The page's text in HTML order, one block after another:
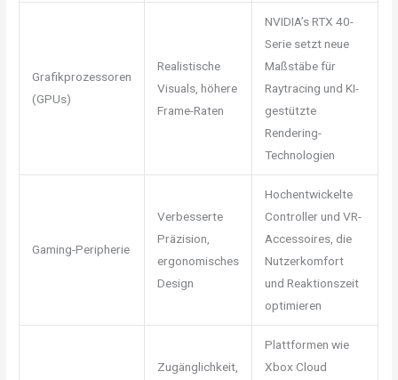
Grafikprozessoren
(GPUs)
Realistische
Visuals, höhere
Frame-Raten
NVIDIA’s RTX 40-
Serie setzt neue
Maßstäbe für
Raytracing und KI-
gestützte
Rendering-
Technologien
Gaming-Peripherie
Verbesserte
Präzision,
ergonomisches
Design
Hochentwickelte
Controller und VR-
Accessoires, die
Nutzerkomfort
und Reaktionszeit
optimieren
Zugänglichkeit,
Plattformen wie
Xbox Cloud